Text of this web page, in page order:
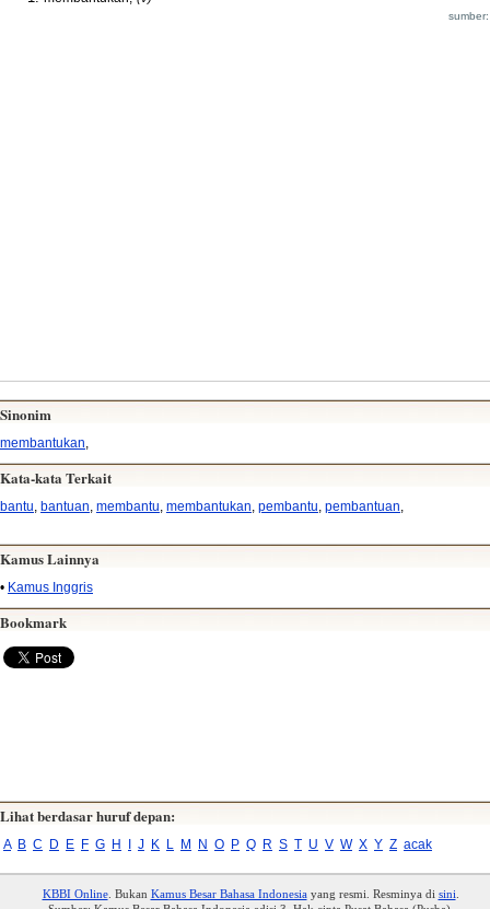
Sinonim
membantukan
Kata-kata Terkait
bantu, bantuan, membantu, membantukan, pembantu, pembantuan,
Kamus Lainnya
• Kamus Inggris
Bookmark
Lihat berdasar huruf depan:
A B C D E F G H I J K L M N O P Q R S T U V W X Y Z acak
KBBI Online. Bukan Kamus Besar Bahasa Indonesiayang resmi. Resminya di sini